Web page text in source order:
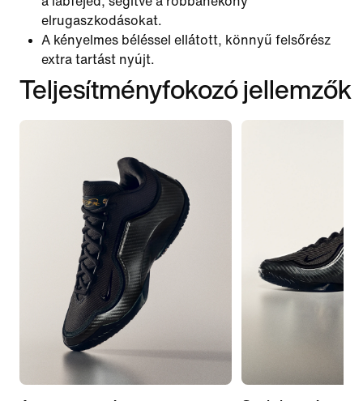
elrugaszkodásokat.
A kényelmes béléssel ellátott, könnyű felsőrész
extra tartást nyújt.
Teljesítményfokozó jellemzők